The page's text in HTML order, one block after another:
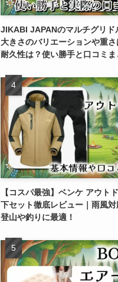
JIKABI JAPANのマルチグリド
大きさのバリエーションや重さ
耐久性は？使い勝手と口コミま
【コスパ最強】ベンケ アウト
下セット徹底レビュー｜雨風
登山や釣りに最適！